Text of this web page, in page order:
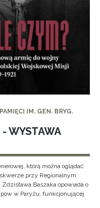
IM. GEN. BRYG.
- WYSTAWA
którą można oglądać
przy Regionalnym
Baszaka opowiada o
w Paryżu, funkcjonującej